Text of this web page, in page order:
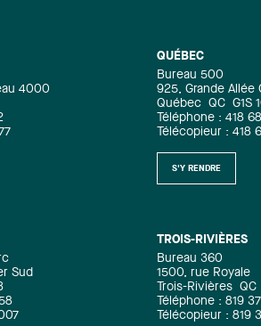
4000
QUÉBEC
Bureau 500
925, Grande Allée
Québec QC G1S
Téléphone : 418
Télécopieur : 418
S'Y RENDRE
Sud
TROIS-RIVIÈRES
Bureau 360
1500, rue Royale
Trois-Rivières QC
Téléphone : 819
Télécopieur : 819